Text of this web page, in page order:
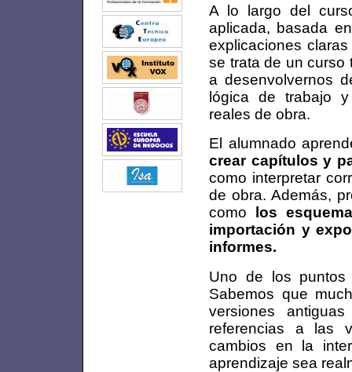
A lo largo del
aplicada, basada
explicaciones
se trata de un curso
a desenvolvernos
lógica de trabajo
reales de obra.
El alumnado
crear capítulos y
como interpretar
de obra. Además,
como los
importación y
informes.
Uno de los puntos
Sabemos que
versiones
referencias a las
cambios en la
aprendizaje sea